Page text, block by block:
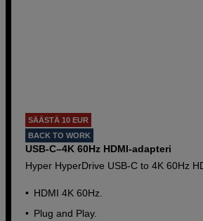
SÄÄSTÄ 10 EUR
BACK TO WORK
USB-C–4K 60Hz HDMI-adapteri
Hyper HyperDrive USB-C to 4K 60Hz
HDMI 4K 60Hz.
Plug and Play.